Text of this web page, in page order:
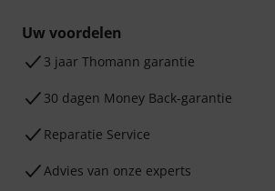
Uw voordelen
3 jaar Thomann garantie
30 dagen Money Back-garantie
Reparatie Service
Advies van onze experts